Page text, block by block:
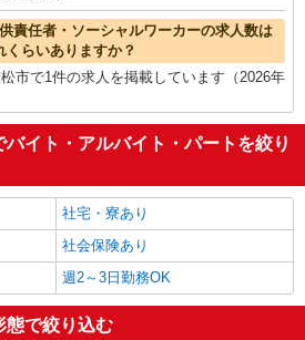
責任者・ソーシャルワーカーの求人数は
くらいありますか？
市で1件の求人を掲載しています（2026年
イト・アルバイト・パートを絞り
社宅・寮あり
社会保険あり
週2～3日勤務OK
態で絞り込む